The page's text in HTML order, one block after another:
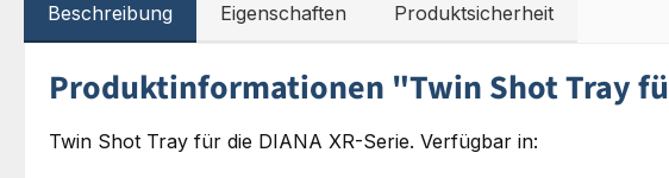
Beschreibung Eigenschaften Produktsicherheit
Produktinformationen "Twin Shot Tray
Twin Shot Tray für die DIANA XR-Serie. Verfügbar in: